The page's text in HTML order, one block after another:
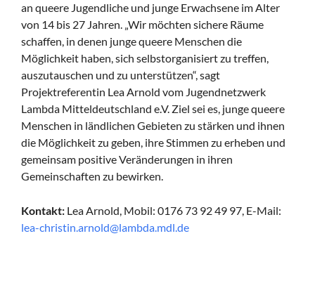
an queere Jugendliche und junge Erwachsene im Alter
von 14 bis 27 Jahren. „Wir möchten sichere Räume
schaffen, in denen junge queere Menschen die
Möglichkeit haben, sich selbstorganisiert zu treffen,
auszutauschen und zu unterstützen“, sagt
Projektreferentin Lea Arnold vom Jugendnetzwerk
Lambda Mitteldeutschland e.V. Ziel sei es, junge queere
Menschen in ländlichen Gebieten zu stärken und ihnen
die Möglichkeit zu geben, ihre Stimmen zu erheben und
gemeinsam positive Veränderungen in ihren
Gemeinschaften zu bewirken.
Kontakt: Lea Arnold, Mobil: 0176 73 92 49 97, E-Mail:
lea-christin.arnold@lambda.mdl.de